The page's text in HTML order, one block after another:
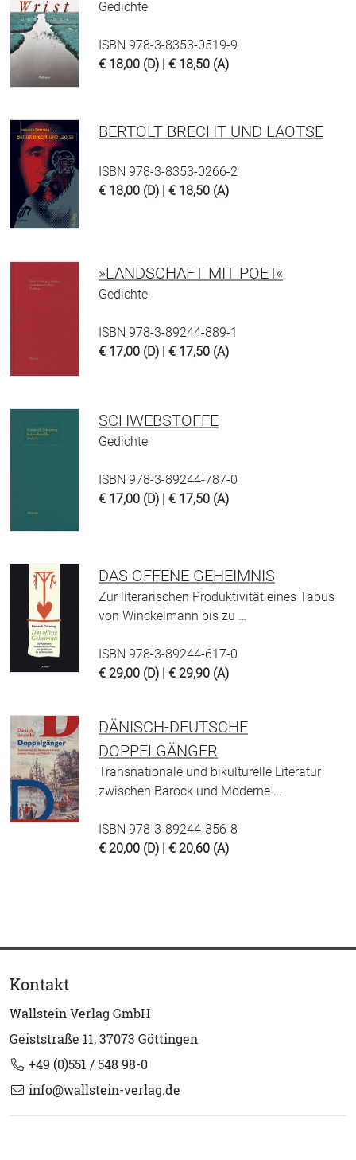
Gedichte
ISBN 978-3-8353-0519-9
€ 18,00 (D) | € 18,50 (A)
BERTOLT BRECHT UND LAOTSE
ISBN 978-3-8353-0266-2
€ 18,00 (D) | € 18,50 (A)
»LANDSCHAFT MIT POET«
Gedichte
ISBN 978-3-89244-889-1
€ 17,00 (D) | € 17,50 (A)
SCHWEBSTOFFE
Gedichte
ISBN 978-3-89244-787-0
€ 17,00 (D) | € 17,50 (A)
DAS OFFENE GEHEIMNIS
Zur literarischen Produktivität eines Tabus
von Winckelmann bis zu …
ISBN 978-3-89244-617-0
€ 29,00 (D) | € 29,90 (A)
DÄNISCH-DEUTSCHE
DOPPELGÄNGER
Transnationale und bikulturelle Literatur
zwischen Barock und Moderne …
ISBN 978-3-89244-356-8
€ 20,00 (D) | € 20,60 (A)
Kontakt
Wallstein Verlag GmbH
Geiststraße 11, 37073 Göttingen
+49 (0)551 / 548 98-0
info@wallstein-verlag.de